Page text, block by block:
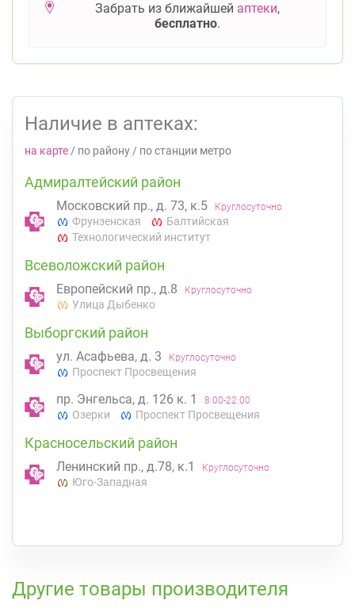
Забрать из ближайшей аптеки,
бесплатно.
Наличие в аптеках:
на карте / по району / по станции метро
Адмиралтейский район
Московский пр., д. 73, к.5 Круглосуточно
Фрунзенская
Балтийская
Технологический институт
Всеволожский район
Европейский пр., д.8 Круглосуточно
Улица Дыбенко
Выборгский район
ул. Асафьева, д. 3 Круглосуточно
Проспект Просвещения
пр. Энгельса, д. 126 к. 1 8:00-22:00
Озерки Проспект Просвещения
Красносельский район
Ленинский пр., д.78, к.1 Круглосуточно
Юго-Западная
Комендантский пр.
Другие товары производителя